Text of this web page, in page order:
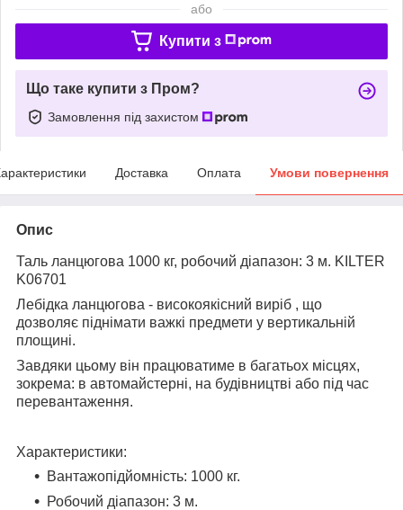
або
Купити з
Що таке купити з Пром?
Замовлення під захистом
Доставка Оплата Умови повернення
Опис
Таль ланцюгова 1000 кг, робочий діапазон: 3 м. KILTER
K06701
Лебідка ланцюгова - високоякісний виріб , що
дозволяє піднімати важкі предмети у вертикальній
площині.
Завдяки цьому він працюватиме в багатьох місцях,
зокрема: в автомайстерні, на будівництві або під час
перевантаження.
Характеристики:
Вантажопідйомність: 1000 кг.
Робочий діапазон: 3 м.